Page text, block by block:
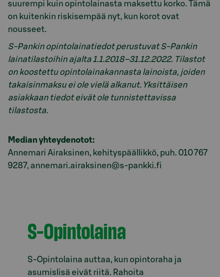
suurempi kuin opintolainasta maksettu korko. Tämä
on kuitenkin riskisempää nyt, kun korot ovat
nousseet.
S-Pankin opintolainatiedot perustuvat S-Pankin
lainatilastoihin ajalta 1.1.2018–31.12.2022. Tilastot
on koostettu opintolainakannasta lainoista, joiden
takaisinmaksu ei ole vielä alkanut. Yksittäisen
asiakkaan tiedot eivät ole tunnistettavissa
tilastosta.
Median yhteydenotot:
Annemari Airaksinen, kehityspäällikkö, puh. 010 767
9287, annemari.airaksinen@s-pankki.fi
S-Opintolaina
S-Opintolaina auttaa, kun opintoraha ja
asumislisä eivät riitä. Rahoita